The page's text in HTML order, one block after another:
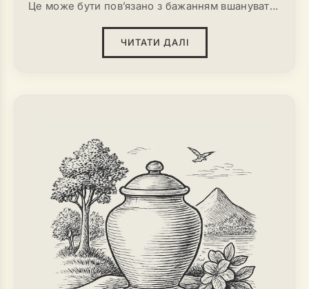
Це може бути пов’язано з бажанням вшанувати
могилою. Пошук, на перший погляд, може
ЧИТАТИ ДАЛІ